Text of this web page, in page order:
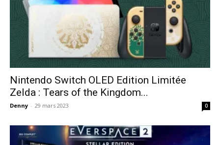
Nintendo Switch OLED Edition Limitée
Zelda : Tears of the Kingdom...
Denny - 29 mars 2023 0